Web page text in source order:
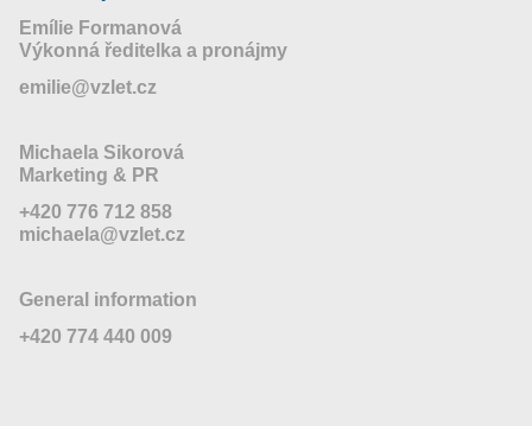
Emílie Formanová
Výkonná ředitelka a pronájmy
emilie@vzlet.cz
Michaela Sikorová
Marketing & PR
+420 776 712 858
michaela@vzlet.cz
General information
+420 774 440 009